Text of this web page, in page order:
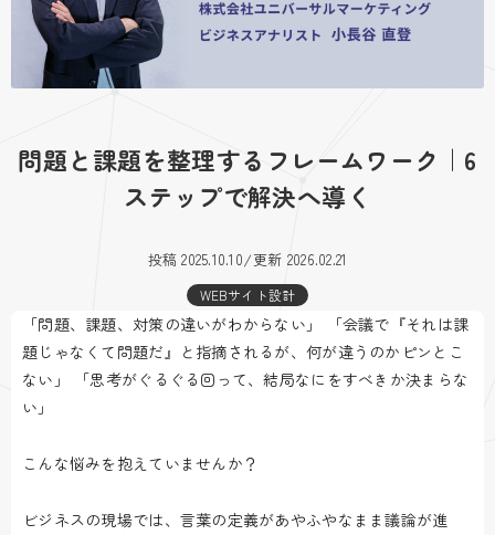
問題と課題を整理するフレームワーク｜6
ステップで解決へ導く
投稿 2025.10.10/更新 2026.02.21
WEBサイト設計
「問題、課題、対策の違いがわからない」 「会議で『それは課
題じゃなくて問題だ』と指摘されるが、何が違うのかピンとこ
ない」 「思考がぐるぐる回って、結局なにをすべきか決まらな
い」
こんな悩みを抱えていませんか？
ビジネスの現場では、言葉の定義があやふやなまま議論が進